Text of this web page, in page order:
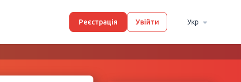
Реєстрація Увійти Укр